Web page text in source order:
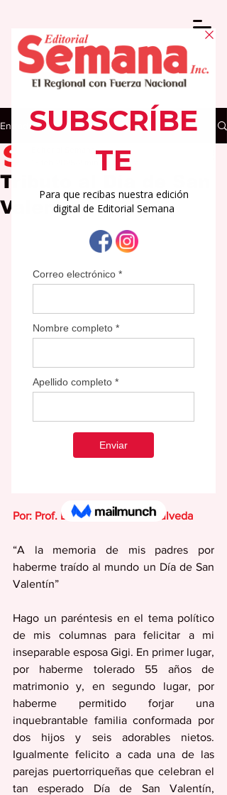
Entrada
Tributo al Día de San
Valentín
2 min de lectura
Por: Prof. Luis Dómenech Sepúlveda
“A la memoria de mis padres por
haberme traído al mundo un Día de San
Valentín”
Hago un paréntesis en el tema político
de mis columnas para felicitar a mi
inseparable esposa Gigi. En primer lugar,
por haberme tolerado 55 años de
matrimonio y, en segundo lugar, por
haberme permitido forjar una
inquebrantable familia conformada por
dos hijos y seis adorables nietos.
Igualmente felicito a cada una de las
parejas puertorriqueñas que celebran el
tan esperado Día de San Valentín,